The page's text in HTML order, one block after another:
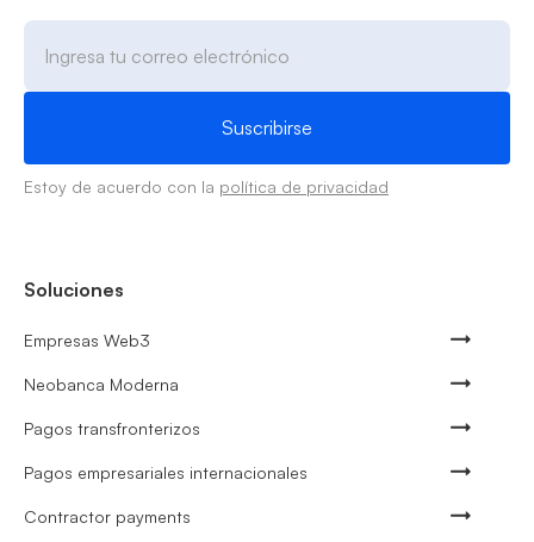
Estoy de acuerdo con la política de privacidad
Soluciones
Empresas Web3
Neobanca Moderna
Pagos transfronterizos
Pagos empresariales internacionales
Contractor payments